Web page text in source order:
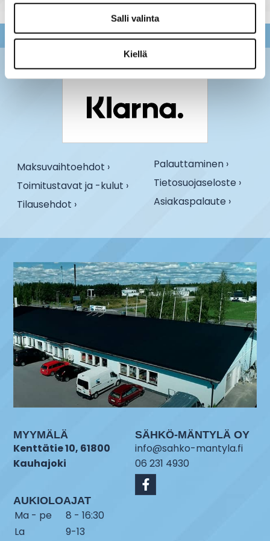
Salli valinta
Kiellä
Maksuvaihtoehdot ›
Toimitustavat ja -kulut ›
Tilausehdot ›
Palauttaminen ›
Tietosuojaseloste ›
Asiakaspalaute ›
MYYMÄLÄ
Kenttätie 10, 61800
Kauhajoki
AUKIOLOAJAT
Ma - pe
8 - 16:30
La
9-13
SÄHKÖ-MÄNTYLÄ OY
info@sahko-mantyla.fi
06 231 4930